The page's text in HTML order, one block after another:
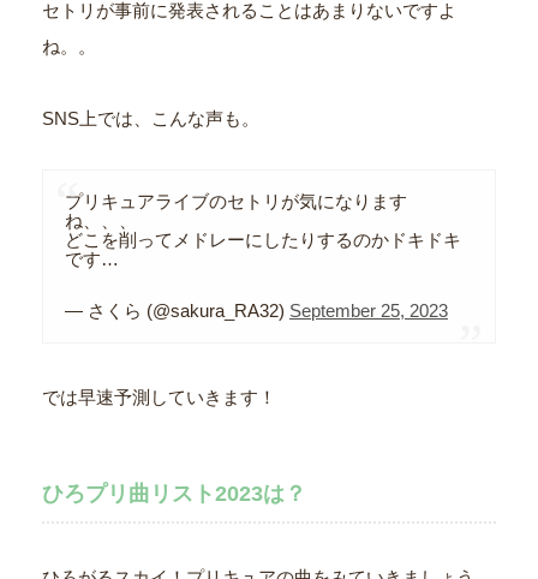
セトリが事前に発表されることはあまりないですよ
ね。。
SNS上では、こんな声も。
プリキュアライブのセトリが気になります
ね、、、
どこを削ってメドレーにしたりするのかドキドキ
です…
— さくら (@sakura_RA32) September 25, 2023
では早速予測していきます！
ひろプリ曲リスト2023は？